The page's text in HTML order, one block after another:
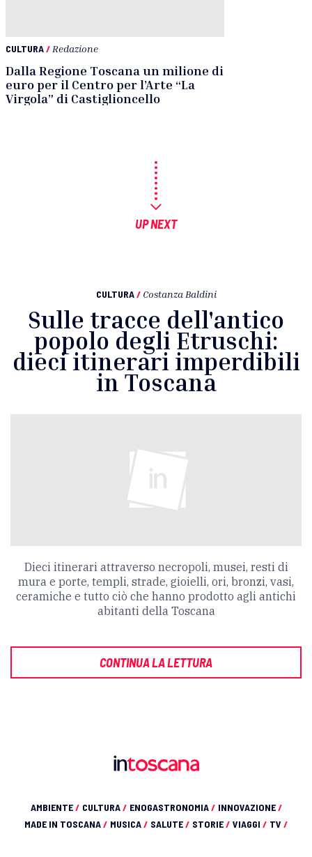
CULTURA/ Redazione
Dalla Regione Toscana un milione di
euro per il Centro per l’Arte “La
Virgola” di Castiglioncello
UP NEXT
CULTURA / Costanza Baldini
Sulle tracce dell'antico
popolo degli Etruschi:
dieci itinerari imperdibili
in Toscana
Dieci itinerari attraverso necropoli, musei, resti di
mura e porte, templi, strade, gioielli, ori, bronzi, vasi,
ceramiche e tutto ciò che hanno prodotto agli antichi
abitanti della Toscana
CONTINUA LA LETTURA
AMBIENTE/ CULTURA/ ENOGASTRONOMIA/ INNOVAZIONE/
MADE IN TOSCANA/ MUSICA/ SALUTE/ STORIE/ VIAGGI / TV /